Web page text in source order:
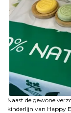
Naast de gewone
kinderlijn van Happy